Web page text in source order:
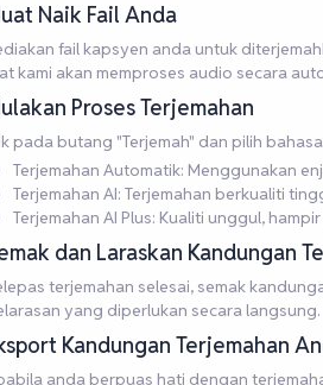
Naik Fail Anda
fail kapsyen anda untuk
kami akan memproses audio secara
Proses Terjemahan
pada butang "Terjemah" dan pilih
Terjemahan Automatik: Menggunakan
Terjemahan AI: Terjemahan berkualiti
Terjemahan AI Plus: Kualiti unggul,
dan Laraskan Kandungan
terjemahan selesai, semak
yang diperlukan secara langsung.
Kandungan Terjemahan
anda berpuas hati dengan